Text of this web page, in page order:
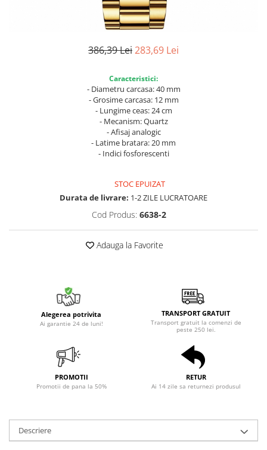
386,39 Lei283,69 Lei
Caracteristici:
- Diametru carcasa: 40 mm
- Grosime carcasa: 12 mm
- Lungime ceas: 24 cm
- Mecanism: Quartz
- Afisaj analogic
- Latime bratara: 20 mm
- Indici fosforescenti
STOC EPUIZAT
Durata de livrare: 1-2 ZILE LUCRATOARE
Cod Produs: 6638-2
Adauga la Favorite
Alegerea potrivita
Ai garantie 24 de luni!
TRANSPORT GRATUIT
Transport gratuit la comenzi de
peste 250 lei.
PROMOTII
Promotii de pana la 50%
RETUR
Ai 14 zile sa returnezi produsul
Descriere